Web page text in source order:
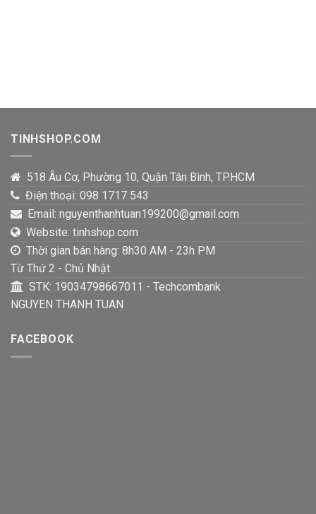
TINHSHOP.COM
518 Âu Cơ, Phường 10, Quận Tân Bình, TP.HCM
Điện thoại: 098 1717 543
Email: nguyenthanhtuan199200@gmail.com
Website: tinhshop.com
Thời gian bán hàng: 8h30 AM - 23h PM
Từ Thứ 2 - Chủ Nhật
STK: 19034798667011 - Techcombank
NGUYEN THANH TUAN
FACEBOOK